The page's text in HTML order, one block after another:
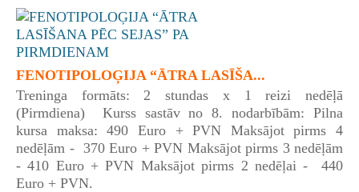
FENOTIPOLOĢIJA “ĀTRA LASĪŠA...
Treninga formāts: 2 stundas x 1 reizi nedēļā
(Pirmdiena) Kurss sastāv no 8. nodarbībām: Pilna
kursa maksa: 490 Euro + PVN Maksājot pirms 4
nedēļām - 370 Euro + PVN Maksājot pirms 3 nedēļām
- 410 Euro + PVN Maksājot pirms 2 nedēļai - 440
Euro + PVN.